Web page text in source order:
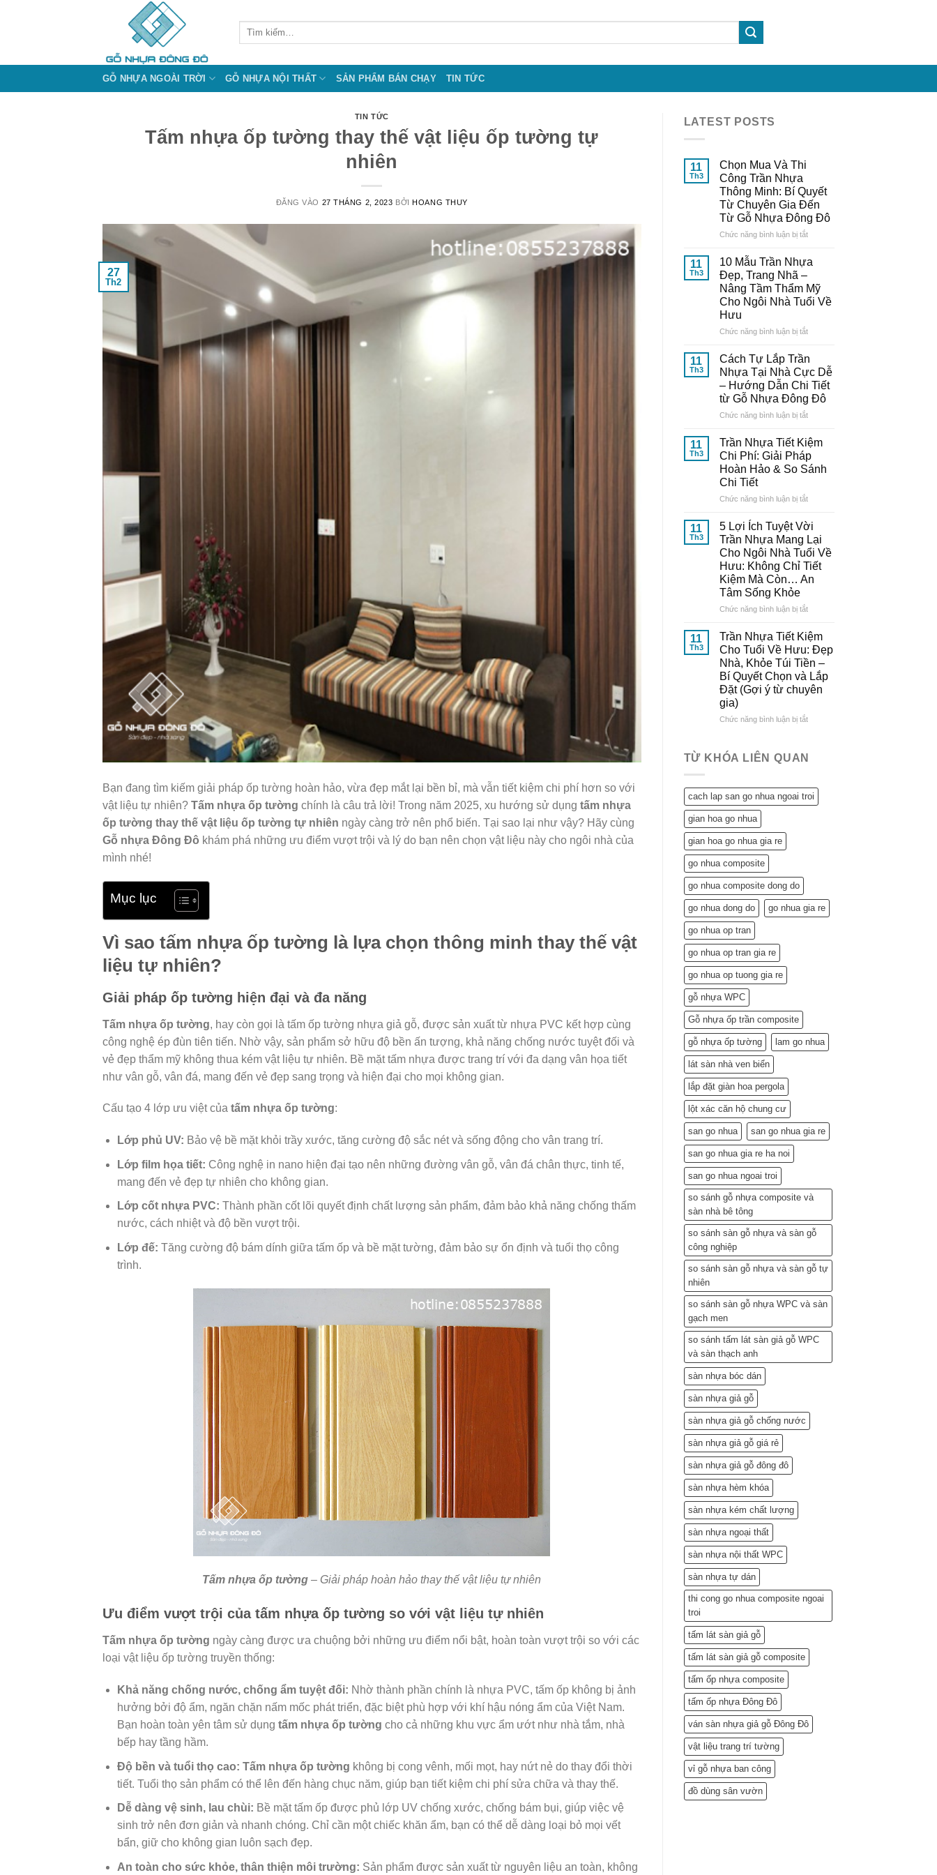
Tìm
GỖ NHỰA NGOÀI TRỜI GỖ NHỰA NỘI THẤT SẢN PHẨM BÁN CHẠY TIN TỨC
TIN TỨC
Tấm nhựa ốp tường thay thế vật liệu ốp tường tự
nhiên
ĐĂNG VÀO 27 THÁNG 2, 2023 BỞIHOANG THUY
27
Th2
Bạn đang tìm kiếm giải pháp ốp tường hoàn hảo, vừa đẹp mắt lại bền bỉ, mà vẫn tiết kiệm chi phí hơn so với
vật liệu tự nhiên? Tấm nhựa ốp tường chính là câu trả lời! Trong năm 2025, xu hướng sử dụng tấm nhựa
ốp tường thay thế vật liệu ốp tường tự nhiên ngày càng trở nên phổ biến. Tại sao lại như vậy? Hãy cùng
Gỗ nhựa Đông Đô khám phá những ưu điểm vượt trội và lý do bạn nên chọn vật liệu này cho ngôi nhà của
mình nhé!
Mục lục
Vì sao tấm nhựa ốp tường là lựa chọn thông minh thay thế vật
liệu tự nhiên?
Giải pháp ốp tường hiện đại và đa năng
Tấm nhựa ốp tường, hay còn gọi là tấm ốp tường nhựa giả gỗ, được sản xuất từ nhựa PVC kết hợp cùng
công nghệ ép đùn tiên tiến. Nhờ vậy, sản phẩm sở hữu độ bền ấn tượng, khả năng chống nước tuyệt đối và
vẻ đẹp thẩm mỹ không thua kém vật liệu tự nhiên. Bề mặt tấm nhựa được trang trí với đa dạng vân họa tiết
như vân gỗ, vân đá, mang đến vẻ đẹp sang trọng và hiện đại cho mọi không gian.
Cấu tạo 4 lớp ưu việt của tấm nhựa ốp tường:
Lớp phủ UV: Bảo vệ bề mặt khỏi trầy xước, tăng cường độ sắc nét và sống động cho vân trang trí.
Lớp film họa tiết: Công nghệ in nano hiện đại tạo nên những đường vân gỗ, vân đá chân thực, tinh tế,
mang đến vẻ đẹp tự nhiên cho không gian.
Lớp cốt nhựa PVC: Thành phần cốt lõi quyết định chất lượng sản phẩm, đảm bảo khả năng chống thấm
nước, cách nhiệt và độ bền vượt trội.
Lớp đế: Tăng cường độ bám dính giữa tấm ốp và bề mặt tường, đảm bảo sự ổn định và tuổi thọ công
trình.
Tấm nhựa ốp tường – Giải pháp hoàn hảo thay thế vật liệu tự nhiên
Ưu điểm vượt trội của tấm nhựa ốp tường so với vật liệu tự nhiên
Tấm nhựa ốp tường ngày càng được ưa chuộng bởi những ưu điểm nổi bật, hoàn toàn vượt trội so với các
loại vật liệu ốp tường truyền thống:
Khả năng chống nước, chống ẩm tuyệt đối: Nhờ thành phần chính là nhựa PVC, tấm ốp không bị ảnh
hưởng bởi độ ẩm, ngăn chặn nấm mốc phát triển, đặc biệt phù hợp với khí hậu nóng ẩm của Việt Nam.
Bạn hoàn toàn yên tâm sử dụng tấm nhựa ốp tường cho cả những khu vực ẩm ướt như nhà tắm, nhà
bếp hay tầng hầm.
Độ bền và tuổi thọ cao: Tấm nhựa ốp tường không bị cong vênh, mối mọt, hay nứt nẻ do thay đổi thời
tiết. Tuổi thọ sản phẩm có thể lên đến hàng chục năm, giúp bạn tiết kiệm chi phí sửa chữa và thay thế.
Dễ dàng vệ sinh, lau chùi: Bề mặt tấm ốp được phủ lớp UV chống xước, chống bám bụi, giúp việc vệ
sinh trở nên đơn giản và nhanh chóng. Chỉ cần một chiếc khăn ẩm, bạn có thể dễ dàng loại bỏ mọi vết
bẩn, giữ cho không gian luôn sạch đẹp.
An toàn cho sức khỏe, thân thiện môi trường: Sản phẩm được sản xuất từ nguyên liệu an toàn, không
LATEST POSTS
11
Th3
Chọn Mua Và Thi
Công Trần Nhựa
Thông Minh: Bí Quyết
Từ Chuyên Gia Đến
Từ Gỗ Nhựa Đông Đô
Chức năng bình luận bị tắtở
Công
Trần
Thông
Quyết
Từ
Chuyên
Gia
Đến
Nhựa
Đông
Đô
11
Th3
10 Mẫu Trần Nhựa
Đẹp, Trang Nhã –
Nâng Tầm Thẩm Mỹ
Cho Ngôi Nhà Tuổi Về
Hưu
Chức năng bình luận bị tắtở
Trần
Nhựa
Đẹp,
Trang
Nhã
Nâng
Tầm
Thẩm
Mỹ
Ngôi
Tuổi
Về
Hưu
11
Th3
Cách Tự Lắp Trần
Nhựa Tại Nhà Cực Dễ
– Hướng Dẫn Chi Tiết
từ Gỗ Nhựa Đông Đô
Chức năng bình luận bị tắtở
Tự
Lắp
Trần
Nhựa
Nhà
Dễ
–
Hướng
Dẫn
Chi
Tiết
Đô
11
Th3
Trần Nhựa Tiết Kiệm
Chi Phí: Giải Pháp
Hoàn Hảo & So Sánh
Chi Tiết
Chức năng bình luận bị tắtở
Nhựa
Tiết
Kiệm
Chi
Phí:
Giải
So
Sánh
Chi
Tiết
11
Th3
5 Lợi Ích Tuyệt Vời
Trần Nhựa Mang Lại
Cho Ngôi Nhà Tuổi Về
Hưu: Không Chỉ Tiết
Kiệm Mà Còn… An
Tâm Sống Khỏe
Chức năng bình luận bị tắtở
Lợi
Ích
Tuyệt
Vời
Trần
Nhựa
Tuổi
Hưu:
Không
Khỏe
11
Th3
Trần Nhựa Tiết Kiệm
Cho Tuổi Về Hưu: Đẹp
Nhà, Khỏe Túi Tiền –
Bí Quyết Chọn và Lắp
Đặt (Gợi ý từ chuyên
gia)
Chức năng bình luận bị tắtở
Tiết
Tuổi
Về
Quyết
Chọn
TỪ KHÓA LIÊN QUAN
cach lap san go nhua ngoai troi
gian hoa go nhua
gian hoa go nhua gia re
go nhua composite
go nhua composite dong do
go nhua dong do go nhua gia re
go nhua op tran
go nhua op tran gia re
go nhua op tuong gia re
gỗ nhựa WPC
Gỗ nhựa ốp trần composite
gỗ nhựa ốp tường lam go nhua
lát sàn nhà ven biển
lắp đặt giàn hoa pergola
lột xác căn hộ chung cư
san go nhua san go nhua gia re
san go nhua gia re ha noi
san go nhua ngoai troi
so sánh gỗ nhựa composite và
sàn nhà bê tông
so sánh sàn gỗ nhựa và sàn gỗ
công nghiệp
so sánh sàn gỗ nhựa và sàn gỗ tự
nhiên
so sánh sàn gỗ nhựa WPC và sàn
gạch men
so sánh tấm lát sàn giả gỗ WPC
và sàn thạch anh
sàn nhựa bóc dán
sàn nhựa giả gỗ
sàn nhựa giả gỗ chống nước
sàn nhựa giả gỗ giá rẻ
sàn nhựa giả gỗ đông đô
sàn nhựa hèm khóa
sàn nhựa kém chất lượng
sàn nhựa ngoại thất
sàn nhựa nội thất WPC
sàn nhựa tự dán
thi cong go nhua composite ngoai
troi
tấm lát sàn giả gỗ
tấm lát sàn giả gỗ composite
tấm ốp nhựa composite
tấm ốp nhựa Đông Đô
ván sàn nhựa giả gỗ Đông Đô
vật liệu trang trí tường
vỉ gỗ nhựa ban công
đồ dùng sân vườn